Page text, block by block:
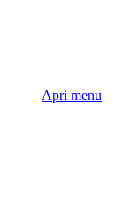
Apri menu